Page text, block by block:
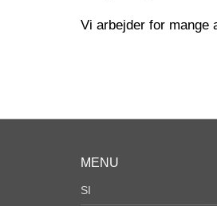
Vi arbejder for mange
MENU
SI